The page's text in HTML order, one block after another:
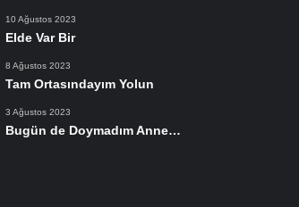
10 Ağustos 2023
Elde Var Bir
8 Ağustos 2023
Tam Ortasındayım Yolun
3 Ağustos 2023
Bugün de Doymadım Anne…